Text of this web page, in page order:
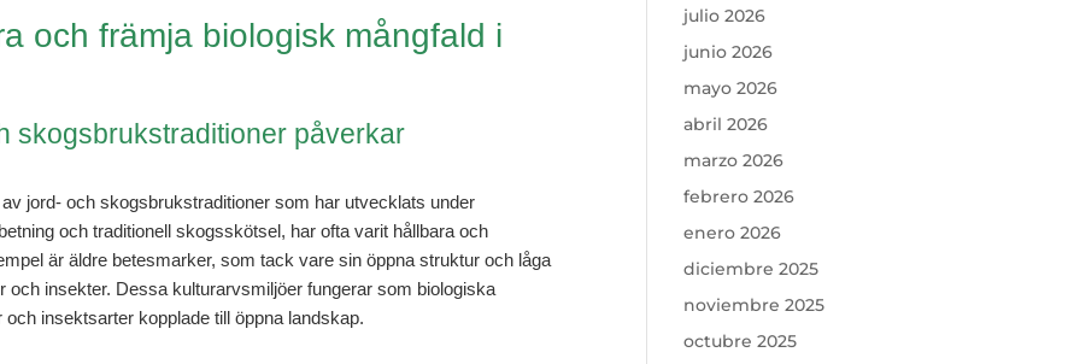
och främja biologisk mångfald i
skogsbrukstraditioner påverkar
jord- och skogsbrukstraditioner som har utvecklats under
och traditionell skogsskötsel, har ofta varit hållbara och
är äldre betesmarker, som tack vare sin öppna struktur och låga
och insekter. Dessa kulturarvsmiljöer fungerar som biologiska
insektsarter kopplade till öppna landskap.
julio 2026
junio 2026
mayo 2026
abril 2026
marzo 2026
febrero 2026
enero 2026
diciembre 2025
noviembre 2025
octubre 2025